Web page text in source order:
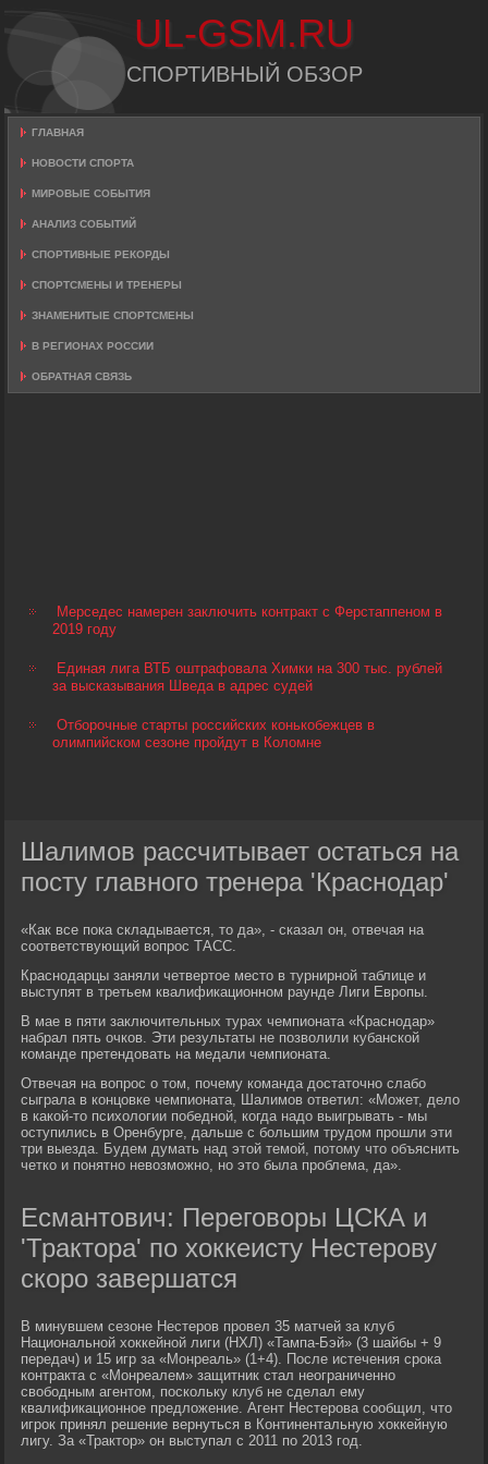
UL-GSM.RU
СПОРТИВНЫЙ ОБЗОР
ГЛАВНАЯ
НОВОСТИ СПОРТА
МИРОВЫЕ СОБЫТИЯ
АНАЛИЗ СОБЫТИЙ
СПОРТИВНЫЕ РЕКОРДЫ
СПОРТСМЕНЫ И ТРЕНЕРЫ
ЗНАМЕНИТЫЕ СПОРТСМЕНЫ
В РЕГИОНАХ РОССИИ
ОБРАТНАЯ СВЯЗЬ
Мерседес намерен заключить контракт с Ферстаппеном в
2019 году
Единая лига ВТБ оштрафовала Химки на 300 тыс. рублей
за высказывания Шведа в адрес судей
Отборочные старты российских конькобежцев в
олимпийском сезоне пройдут в Коломне
Шалимов рассчитывает остаться на
посту главного тренера 'Краснодар'
«Как все пока складывается, то да», - сказал он, отвечая на
соответствующий вопрос ТАСС.
Краснодарцы заняли четвертое место в турнирной таблице и
выступят в третьем квалификационном раунде Лиги Европы.
В мае в пяти заключительных турах чемпионата «Краснодар»
набрал пять очков. Эти результаты не позволили кубанской
команде претендовать на медали чемпионата.
Отвечая на вопрос о том, почему команда достаточно слабо
сыграла в концовке чемпионата, Шалимов ответил: «Может, дело
в какой-то психологии победной, когда надо выигрывать - мы
оступились в Оренбурге, дальше с большим трудом прошли эти
три выезда. Будем думать над этой темой, потому что объяснить
четко и понятно невозможно, но это была проблема, да».
Есмантович: Переговоры ЦСКА и
'Трактора' по хоккеисту Нестерову
скоро завершатся
В минувшем сезоне Нестеров провел 35 матчей за клуб
Национальной хоккейной лиги (НХЛ) «Тампа-Бэй» (3 шайбы + 9
передач) и 15 игр за «Монреаль» (1+4). После истечения срока
контракта с «Монреалем» защитник стал неограниченно
свободным агентом, поскольку клуб не сделал ему
квалификационное предложение. Агент Нестерова сообщил, что
игрок принял решение вернуться в Континентальную хоккейную
лигу. За «Трактор» он выступал с 2011 по 2013 год.